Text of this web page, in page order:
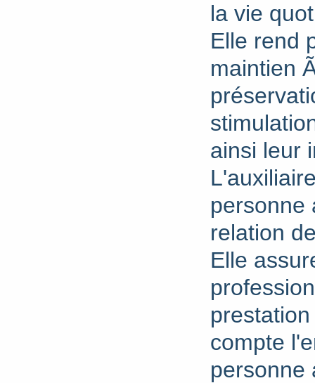
la vie
Elle rend
maintien
ainsi leur
personne
relation
Elle
compte
personne